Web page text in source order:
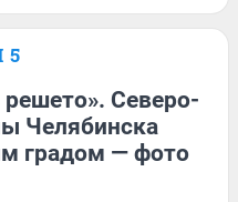
5
Северо-
Челябинска
градом — фото